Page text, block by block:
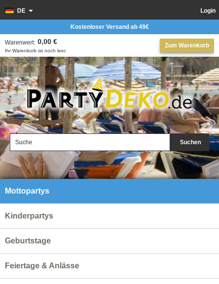
Suchen
Login
DE
Zum Warenkorb
Ihr Warenkorb ist noch leer.
Warenwert: 0,00 €
Kostenloser Versand ab 49€
Mottopartys
Kinderpartys
Geburtstage
Feiertage & Anlässe